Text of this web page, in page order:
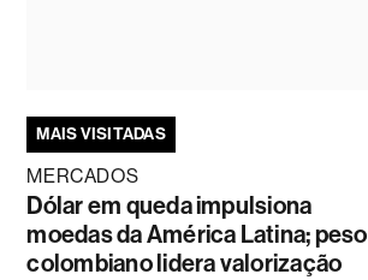
MAIS VISITADAS
MERCADOS
Dólar em queda impulsiona
moedas da América Latina; peso
colombiano lidera valorização